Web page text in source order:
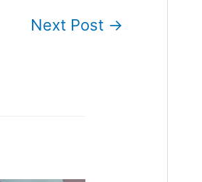
Next Post →